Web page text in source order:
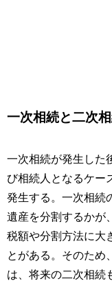
一次相続と二次
一次相続が発生した
び相続人となるケー
発生する。一次相続
遺産を分割するかが
税額や分割方法に大
とがある。そのため
は、将来の二次相続